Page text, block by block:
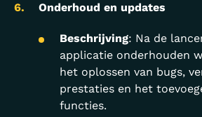
Onderhoud en updates
Beschrijving: Na de
applicatie onderhouden
het oplossen van bugs,
prestaties en het
functies.